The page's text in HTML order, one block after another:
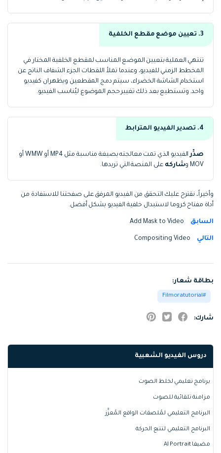
دروس الفيديو الشعبية
برنامج تعليمي لخلط الصوت
مزامنة تلقائية للصوت
البرنامج التعليمي لمُلصقات الواقع المُعزَّز
البرنامج التعليمي لتتبع الحركة
مضيفا AI Portrait
3. تعيين موضع مقطع الخلفية
تنتهي العملية بتعيين الموضع المناسب لمقطع الخلفية المختار في
المخطط الزمني للفيديو، وعندما تملأ اللقطات الجزء الشفاف الناتج عن
استخدام الشاشة الخضراء، سيتم دمج المقطعين ويظهران كفيديو
واحد. وتستطيع بعد ذلك تغيير حجم الموضوع ليُناسب الفيديو.
4. تصدير الفيديو المترابط
صدِّر
الفيديو الذي تمت معالجته بصيغة مناسبة مثل MP4 أو WMW أو
MOV و
شاركه على المنصة التي تريدها.
وأخيراً، نقترح عليك التحقق من الفيديو المرفق على صفحتنا للاستفادة من
أداة مفتاح كروما لاستبدال خلفية الفيديو بشكل أفضل.
السابق Add Mask to Video
Compositing Video التالي
بطاقة شعار:
Filmoratutorial
شارك: